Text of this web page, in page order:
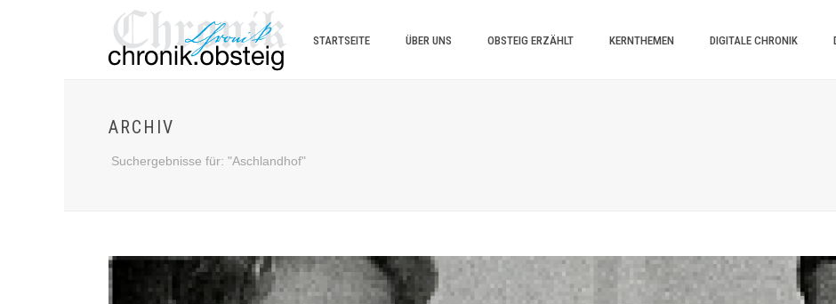
STARTSEITE ÜBER UNS OBSTEIG ERZÄHLT KERNTHEMEN DIGITALE CHRONIK
ARCHIV
Suchergebnisse für: "Aschlandhof"